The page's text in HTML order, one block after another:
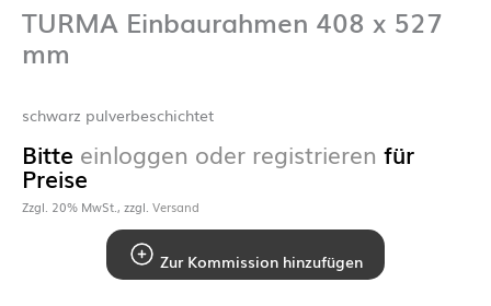
TURMA Einbaurahmen 408 x 527
mm
schwarz pulverbeschichtet
Bitte einloggen oder registrieren für
Preise
Zzgl. 20% MwSt., zzgl. Versand
Zur Kommission hinzufügen